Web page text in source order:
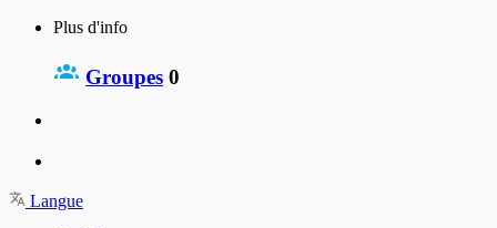
Plus d'info
Groupes 0
Langue